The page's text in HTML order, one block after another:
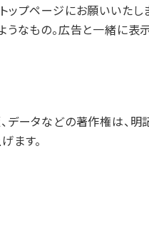
ップページにお願いいた
なもの。広告と一緒に表
データなどの著作権は、
ます。